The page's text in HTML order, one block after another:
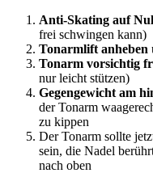
Anti-Skating auf
frei schwingen kann)
Tonarmlift anheben
Tonarm vorsichtig
nur leicht stützen)
Gegengewicht am
der Tonarm
zu kippen
Der Tonarm sollte
sein, die Nadel
nach oben